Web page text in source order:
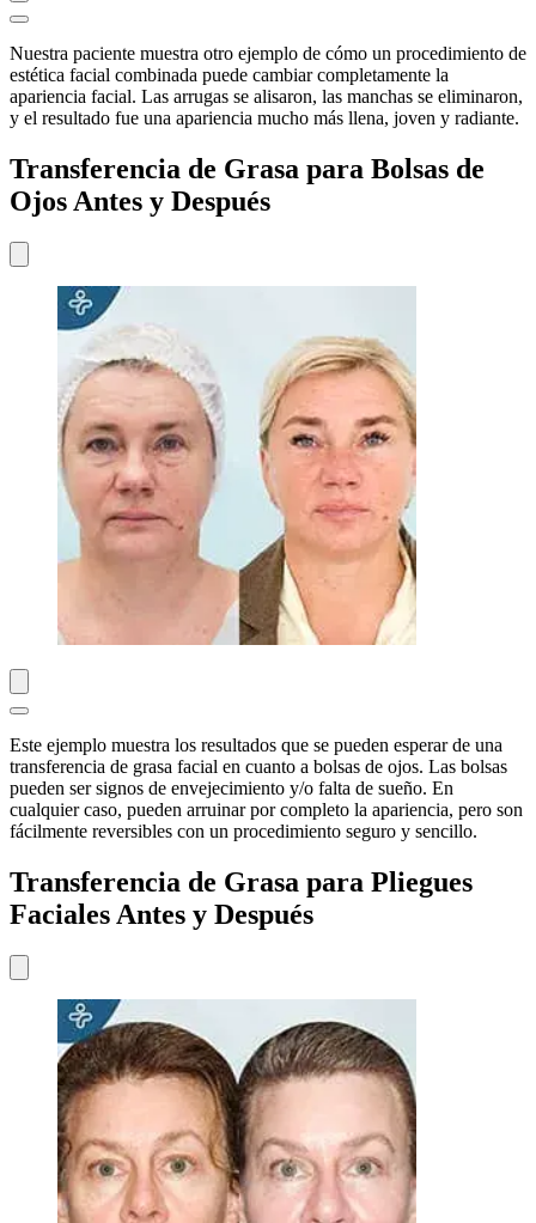
Nuestra paciente muestra otro ejemplo de cómo un procedimiento de
estética facial combinada puede cambiar completamente la
apariencia facial. Las arrugas se alisaron, las manchas se eliminaron,
y el resultado fue una apariencia mucho más llena, joven y radiante.
Transferencia de Grasa para Bolsas de
Ojos Antes y Después
Este ejemplo muestra los resultados que se pueden esperar de una
transferencia de grasa facial en cuanto a bolsas de ojos. Las bolsas
pueden ser signos de envejecimiento y/o falta de sueño. En
cualquier caso, pueden arruinar por completo la apariencia, pero son
fácilmente reversibles con un procedimiento seguro y sencillo.
Transferencia de Grasa para Pliegues
Faciales Antes y Después